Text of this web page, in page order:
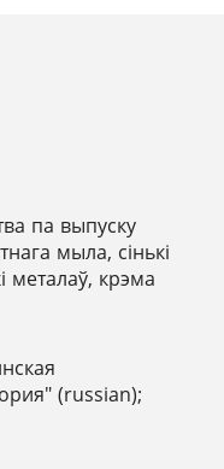
па выпуску
мыла, сінькі
металаў, крэма
(russian);